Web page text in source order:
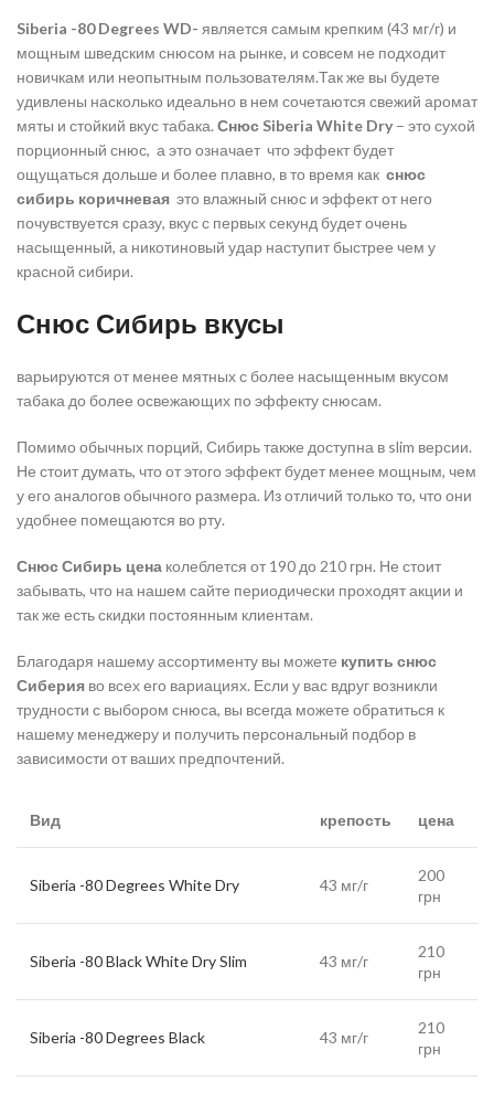
Siberia -80 Degrees WD- является самым крепким (43 мг/г) и
мощным шведским снюсом на рынке, и совсем не подходит
новичкам или неопытным пользователям.Так же вы будете
удивлены насколько идеально в нем сочетаются свежий аромат
мяты и стойкий вкус табака. Снюс Siberia White Dry – это сухой
порционный снюс, а это означает что эффект будет
ощущаться дольше и более плавно, в то время как снюс
сибирь коричневая это влажный снюс и эффект от него
почувствуется сразу, вкус с первых секунд будет очень
насыщенный, а никотиновый удар наступит быстрее чем у
красной сибири.
Снюс Сибирь вкусы
варьируются от менее мятных с более насыщенным вкусом
табака до более освежающих по эффекту снюсам.
Помимо обычных порций, Сибирь также доступна в slim версии.
Не стоит думать, что от этого эффект будет менее мощным, чем
у его аналогов обычного размера. Из отличий только то, что они
удобнее помещаются во рту.
Снюс Сибирь цена колеблется от 190 до 210 грн. Не стоит
забывать, что на нашем сайте периодически проходят акции и
так же есть скидки постоянным клиентам.
Благодаря нашему ассортименту вы можете купить снюс
Сиберия во всех его вариациях. Если у вас вдруг возникли
трудности с выбором снюса, вы всегда можете обратиться к
нашему менеджеру и получить персональный подбор в
зависимости от ваших предпочтений.
Вид крепость цена
Siberia -80 Degrees White Dry 43 мг/г
200
грн
Siberia -80 Black White Dry Slim 43 мг/г
210
грн
Siberia -80 Degrees Black 43 мг/г
210
грн